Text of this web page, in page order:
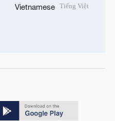
Vietnamese Tiếng Việt